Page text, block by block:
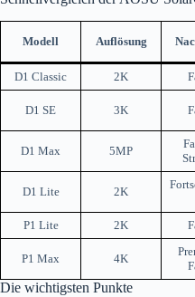
Modell Auflösung
D1 Classic 2K
D1 SE 3K
D1 Max 5MP
D1 Lite 2K
P1 Lite
2K
P1 Max 4K
Die wichtigsten Punkte